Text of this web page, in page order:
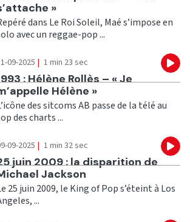
»
dans Le Roi Soleil, Maé s’impose en
avec un reggae-pop ...
09-2025 | 1 min 23 sec
: Hélène Rollès – « Je
Hélène »
des sitcoms AB passe de la télé au
des charts ...
09-2025 | 1 min 32 sec
juin 2009 : la disparition de
Jackson
25 juin 2009, le King of Pop s’éteint à Los
...